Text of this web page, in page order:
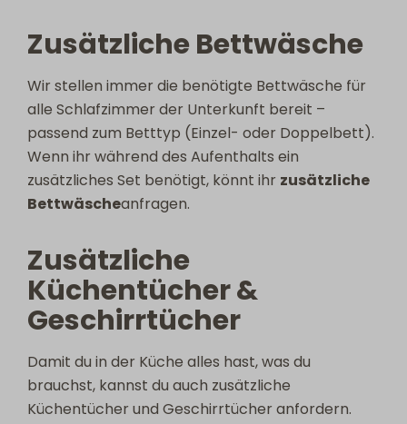
Zusätzliche Bettwäsche
Wir stellen immer die benötigte Bettwäsche für
alle Schlafzimmer der Unterkunft bereit –
passend zum Betttyp (Einzel- oder Doppelbett).
Wenn ihr während des Aufenthalts ein
zusätzliches Set benötigt, könnt ihr zusätzliche
Bettwäscheanfragen.
Zusätzliche
Küchentücher &
Geschirrtücher
Damit du in der Küche alles hast, was du
brauchst, kannst du auch zusätzliche
Küchentücher und Geschirrtücher anfordern.